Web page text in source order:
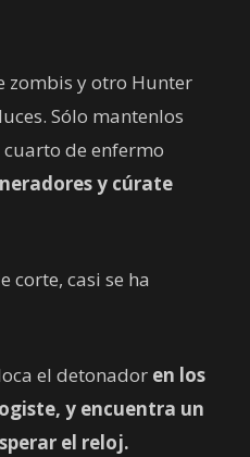
zombis y otro Hunter
Sólo mantenlos
de enfermo
y cúrate
corte, casi se ha
el detonador en los
y encuentra un
el reloj.